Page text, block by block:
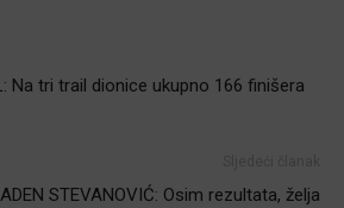
Na tri trail dionice ukupno 166 finišera
STEVANOVIĆ: Osim rezultata, želja